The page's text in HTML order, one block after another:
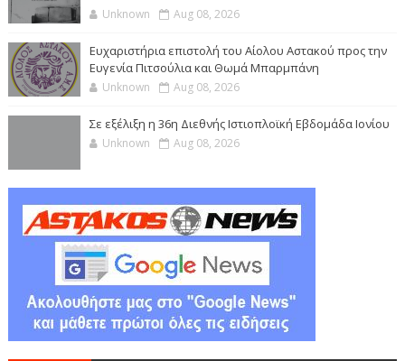
Unknown Aug 08, 2026
Ευχαριστήρια επιστολή του Αίολου Αστακού προς την
Ευγενία Πιτσούλια και Θωμά Μπαρμπάνη
Unknown Aug 08, 2026
Σε εξέλιξη η 36η Διεθνής Ιστιοπλοϊκή Εβδομάδα Ιονίου
Unknown Aug 08, 2026